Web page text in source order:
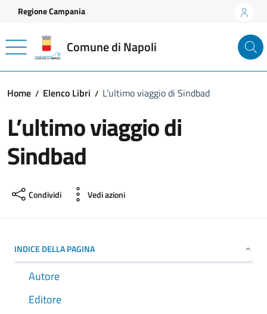
Vai ai contenuti
Vai al footer
Regione Campania
Comune di Napoli
Home Elenco Libri L’ultimo viaggio di Sindbad
L’ultimo viaggio di
Sindbad
Condividi Vedi azioni
INDICE DELLA PAGINA
Autore
Editore